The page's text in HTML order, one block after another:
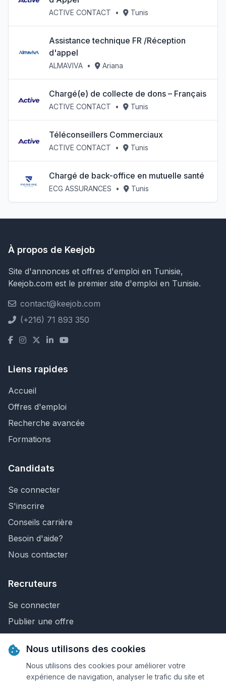
ACTIVE CONTACT • Tunis
Assistance technique FR /Réception
d'appel
ALMAVIVA • Ariana
Chargé(e) de collecte de dons – Français
ACTIVE CONTACT • Tunis
Téléconseillers Commerciaux
ACTIVE CONTACT • Tunis
Chargé de back-office en mutuelle santé
ECG ASSURANCES • Tunis
À propos de Keejob
Site d'annonces et offres d'emploi en Tunisie,
Keejob.com est le premier site d'emploi en Tunisie.
contact@keejob.com
(+216) 71 893 350
Liens rapides
Accueil
Offres d'emploi
Recherche avancée
Formations
Candidats
Se connecter
S'inscrire
Conseils carrière
Besoin d'aide?
Nous contacter
Recruteurs
Se connecter
Publier une offre
Nous contacter
Nous utilisons des cookies
Nous utilisons des cookies pour améliorer votre
expérience de navigation, analyser le trafic du site et